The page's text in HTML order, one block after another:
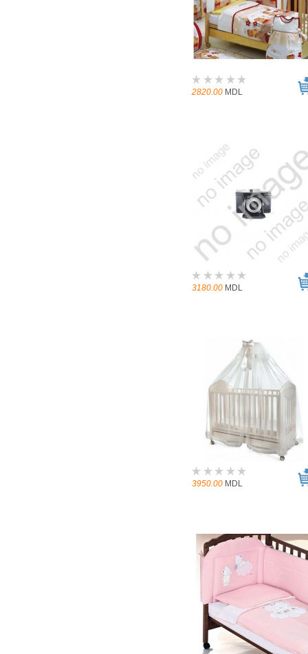
2820.00 MDL
3180.00 MDL
3950.00 MDL